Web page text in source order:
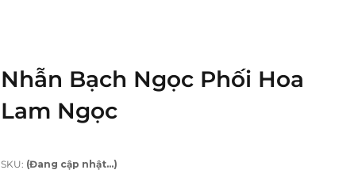
Nhẫn Bạch Ngọc Phối Hoa
Lam Ngọc
SKU: (Đang cập nhật...)